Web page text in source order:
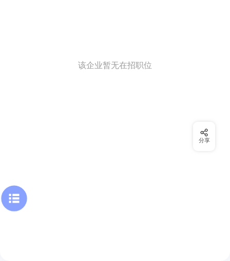
该企业暂无在招职位
分享